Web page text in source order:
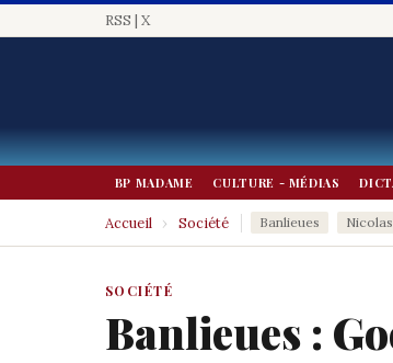
RSS | X
BP MADAME CULTURE - MÉDIAS
Accueil › Société Banlieues
SOCIÉTÉ
Banlieues :